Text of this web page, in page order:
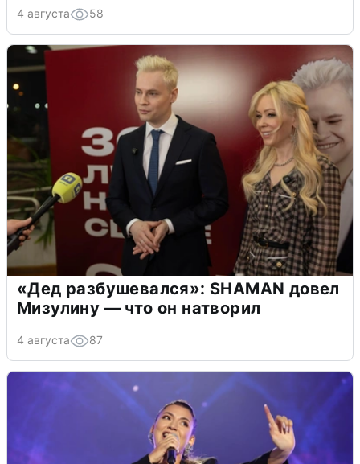
4 августа 58
«Дед разбушевался»: SHAMAN довел
Мизулину — что он натворил
4 августа 87